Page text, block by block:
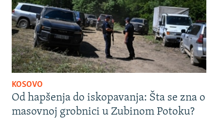
KOSOVO
Od hapšenja do iskopavanja: Šta se zna o
masovnoj grobnici u Zubinom Potoku?